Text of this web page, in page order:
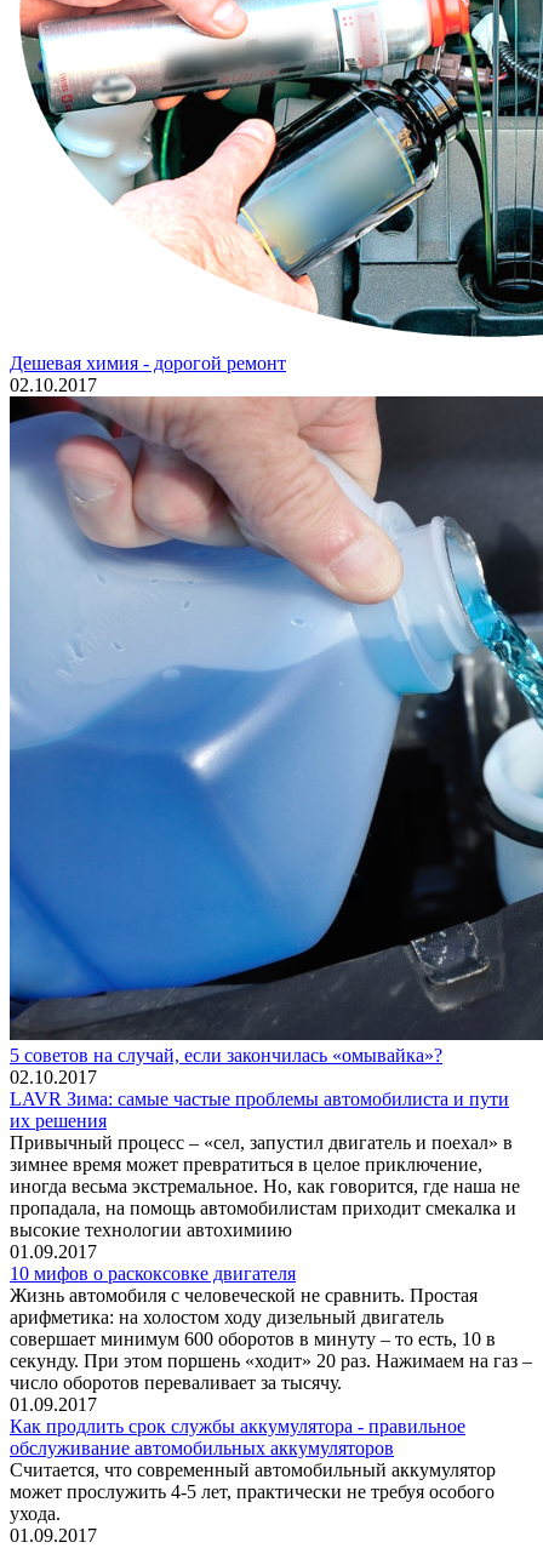
Дешевая химия - дорогой ремонт
02.10.2017
5 советов на случай, если закончилась «омывайка»?
02.10.2017
LAVR Зима: самые частые проблемы автомобилиста и пути
их решения
Привычный процесс – «сел, запустил двигатель и поехал» в
зимнее время может превратиться в целое приключение,
иногда весьма экстремальное. Но, как говорится, где наша не
пропадала, на помощь автомобилистам приходит смекалка и
высокие технологии автохимиию
01.09.2017
10 мифов о раскоксовке двигателя
Жизнь автомобиля с человеческой не сравнить. Простая
арифметика: на холостом ходу дизельный двигатель
совершает минимум 600 оборотов в минуту – то есть, 10 в
секунду. При этом поршень «ходит» 20 раз. Нажимаем на газ –
число оборотов переваливает за тысячу.
01.09.2017
Как продлить срок службы аккумулятора - правильное
обслуживание автомобильных аккумуляторов
Считается, что современный автомобильный аккумулятор
может прослужить 4-5 лет, практически не требуя особого
ухода.
01.09.2017